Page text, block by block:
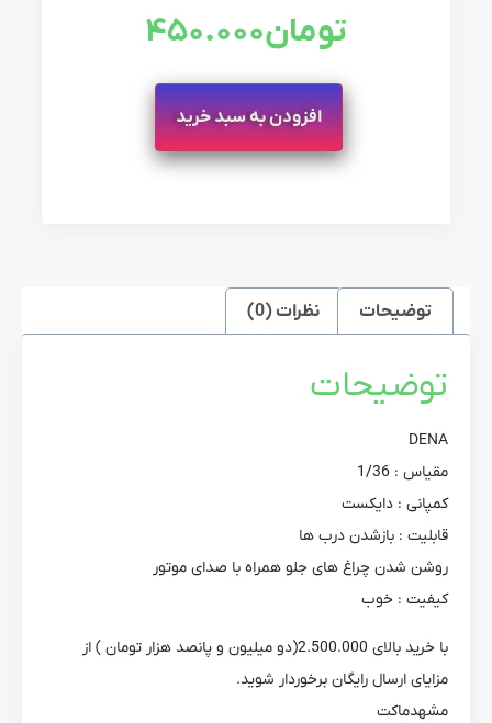
تومان450.000
افزودن به سبد خرید
توضیحات نظرات (0)
توضیحات
DENA
مقیاس : 1/36
کمپانی : دایکست
قابلیت : بازشدن درب ها
روشن شدن چراغ های جلو همراه با صدای موتور
کیفیت : خوب
با خرید بالای 2.500.000(دو میلیون و پانصد هزار تومان ) از
مزایای ارسال رایگان برخوردار شوید.
مشهدماکت